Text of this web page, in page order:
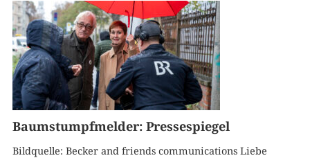
Baumstumpfmelder: Pressespiegel
Bildquelle: Becker and friends communications Liebe